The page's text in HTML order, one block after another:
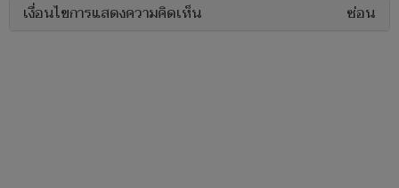
เงื่อนไขการแสดงความคิดเห็น ซ่อน